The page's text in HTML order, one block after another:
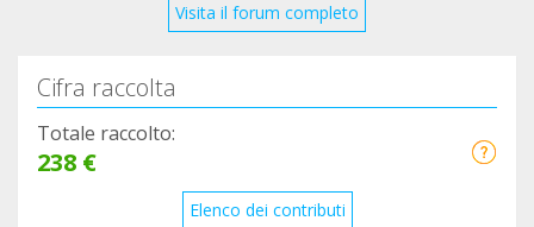
Visita il forum completo
Cifra raccolta
Totale raccolto:
238 €
Elenco dei contributi